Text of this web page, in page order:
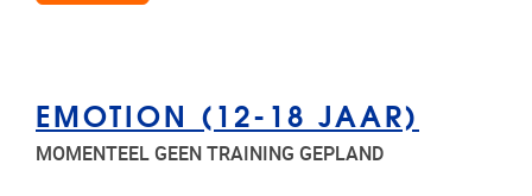
EMOTION (12-18 JAAR)
MOMENTEEL GEEN TRAINING GEPLAND